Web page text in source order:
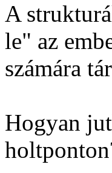
A
le" az
számára
Hogyan